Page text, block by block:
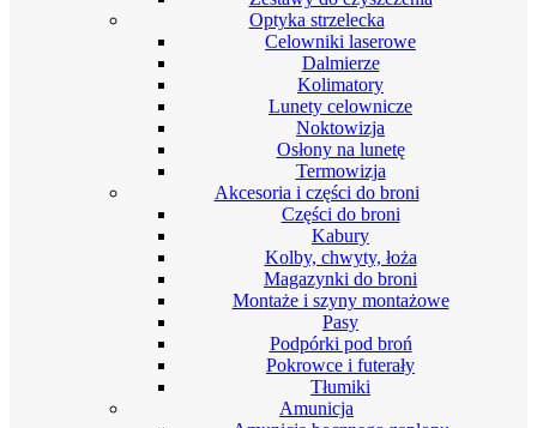
Optyka strzelecka
Celowniki laserowe
Dalmierze
Kolimatory
Lunety celownicze
Noktowizja
Osłony na lunetę
Termowizja
Akcesoria i części do broni
Części do broni
Kabury
Kolby, chwyty, łoża
Magazynki do broni
Montaże i szyny montażowe
Pasy
Podpórki pod broń
Pokrowce i futerały
Tłumiki
Amunicja